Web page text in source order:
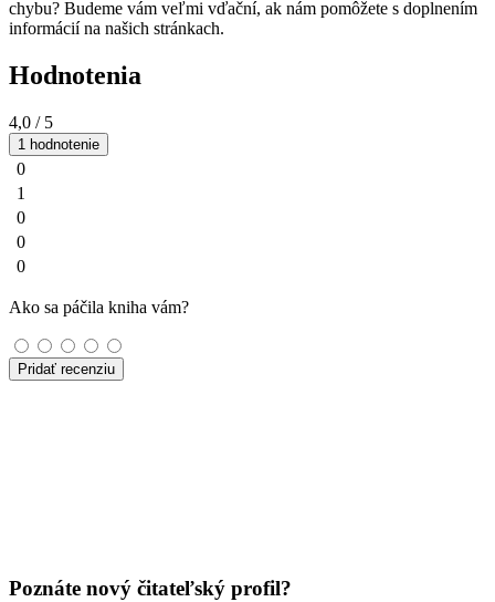
chybu? Budeme vám veľmi vďační, ak nám pomôžete s doplnením
informácií na našich stránkach.
Hodnotenia
4,0 / 5
1 hodnotenie
0
1
0
0
0
Ako sa páčila kniha vám?
Pridať recenziu
Poznáte nový čitateľský profil?